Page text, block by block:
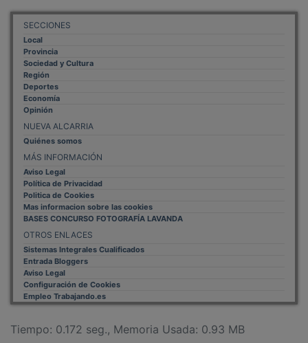
SECCIONES
Local
Provincia
Sociedad y Cultura
Región
Deportes
Economía
Opinión
NUEVA ALCARRIA
Quiénes somos
MÁS INFORMACIÓN
Aviso Legal
Política de Privacidad
Politica de Cookies
Mas informacion sobre las cookies
BASES CONCURSO FOTOGRAFÍA LAVANDA
OTROS ENLACES
Sistemas Integrales Cualificados
Entrada Bloggers
Aviso Legal
Configuración de Cookies
Empleo Trabajando.es